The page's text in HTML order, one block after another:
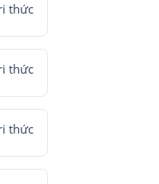
thức
thức
thức